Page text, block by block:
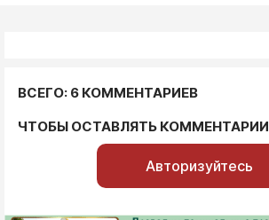
ВСЕГО: 6 КОММЕНТАРИЕВ
ЧТОБЫ ОСТАВЛЯТЬ КОММЕНТАРИИ
Авторизуйтесь